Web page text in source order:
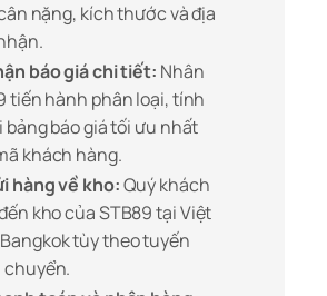
nặng, kích thước và địa
báo giá chi tiết: Nhân
tiến hành phân loại, tính
bảng báo giá tối ưu nhất
khách hàng.
hàng về kho:Quý khách
kho của STB89 tại Việt
tùy theo tuyến